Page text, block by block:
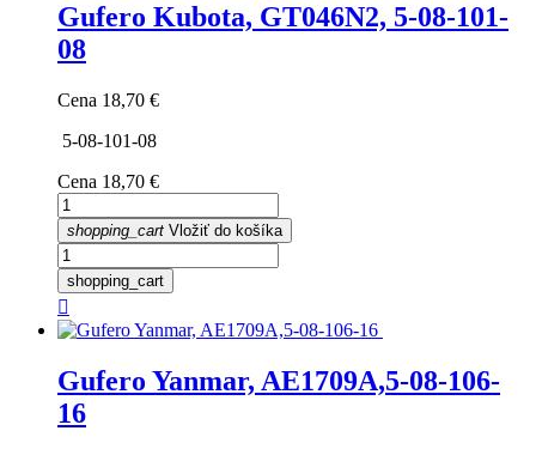
Gufero Kubota, GT046N2, 5-08-101-
08
Cena 18,70 €
5-08-101-08
Cena 18,70 €
shopping_cart Vložiť do košíka
shopping_cart

Gufero Yanmar, AE1709A,5-08-106-
16